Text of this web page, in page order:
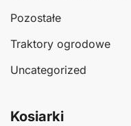
Pozostałe
Traktory ogrodowe
Uncategorized
Kosiarki